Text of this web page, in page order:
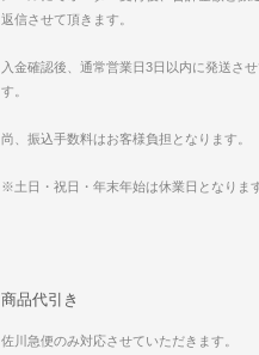
返信させて頂きます。
入金確認後、通常営業日3日以内に発送させ
す。
尚、振込手数料はお客様負担となります。
※土日・祝日・年末年始は休業日となります
商品代引き
佐川急便のみ対応させていただきます。